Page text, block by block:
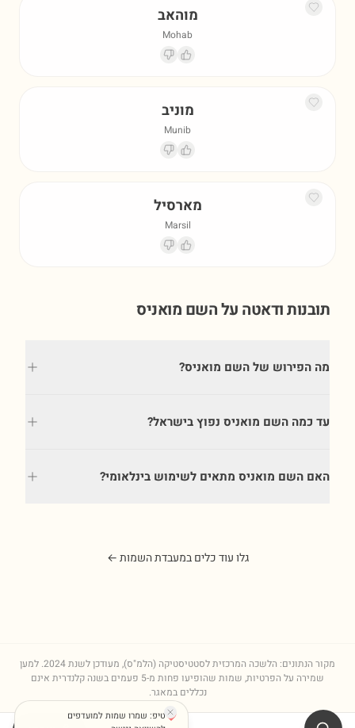
מוהאב
Mohab
מוניב
Munib
מארסיל
Marsil
תובנות ודאטה על השם מואניס
מה הפירוש של השם מואניס?
עד כמה השם מואניס נפוץ בישראל?
האם השם מואניס מתאים לשימוש בינלאומי?
גלו עוד כלים במעבדת השמות ←
מקור הנתונים: הלשכה המרכזית לסטטיסטיקה (הלמ"ס), מעודכן לשנת2024. למען
שמירה על הפרטיות, שמות שהופיעו פחות מ-5 פעמים בשנה קלנדרית אינם
נכללים במאגר.
טיפ: שמרו שמות למועדפים